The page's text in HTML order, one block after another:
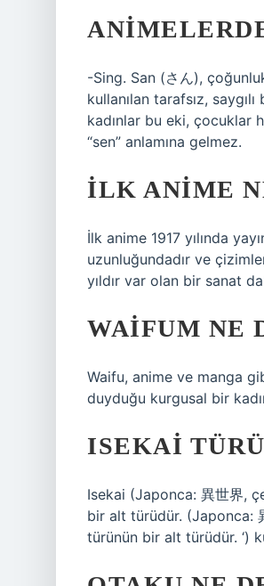
-Sing. San (さん),
kullanılan tarafsız,
kadınlar bu eki, çocuklar
“sen” anlamına gelmez.
İLK ANIME
İlk anime 1917 yılında
uzunluğundadır ve
yıldır var olan bir sanat
WAIFUM NE
Waifu, anime ve manga
duyduğu kurgusal bir
ISEKAI
Isekai (Japonca: 異世界,
bir alt türüdür. (Japonca:
türünün bir alt türüdür. ‘)